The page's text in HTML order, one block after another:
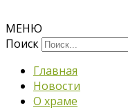
МЕНЮ
Поиск
Главная
Новости
О храме